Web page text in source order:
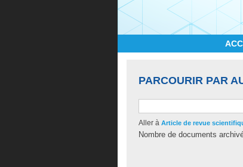
PARCOURIR PAR
Aller à Article de revue
Nombre de documents